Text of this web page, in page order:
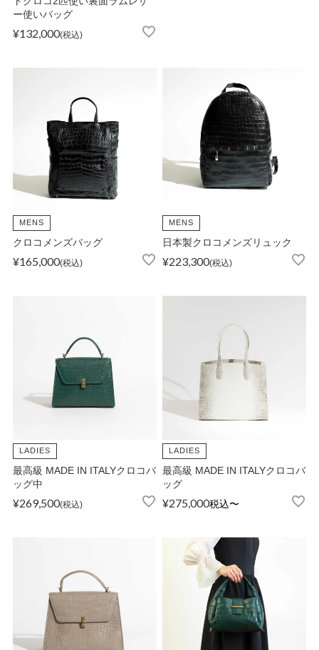
ー使いバッグ
¥132,000 税込
MENS
クロコメンズバッグ
¥165,000 税込
MENS
日本製クロコメンズリュック
¥223,300 税込
LADIES
最高級 MADE IN ITALYクロコバ
ッグ中
¥269,500 税込
LADIES
最高級 MADE IN ITALYクロコバ
ッグ
¥275,000税込〜